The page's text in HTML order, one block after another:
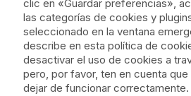
l
e
-
a
n
a
l
w
o
r
d
p
r
r
v
i
c
e
l
t
t
o
s
e
r
clic en «Guardar preferencias»,
las categorías de cookies y
seleccionado en la ventana
describe en esta política de
desactivar el uso de cookies a
pero, por favor, ten en cuenta
dejar de funcionar correctamente.